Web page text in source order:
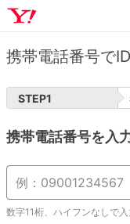
携帯電話番号で
STEP1
携帯電話番号を入
数字11桁、ハイフンなしで入